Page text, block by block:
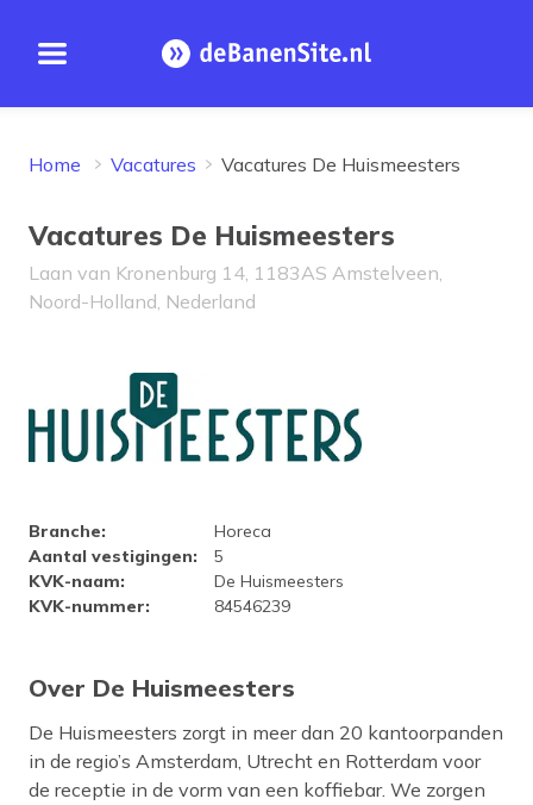
Open menu Homepage
Home Vacatures Vacatures De Huismeesters
Vacatures De Huismeesters
Laan van Kronenburg 14, 1183AS Amstelveen,
Noord-Holland, Nederland
Bedrijfsprofiel De
Branche:
Horeca
Aantal vestigingen:
5
KVK-naam:
De Huismeesters
KVK-nummer: 84546239
Over De Huismeesters
De Huismeesters zorgt in meer dan 20 kantoorpanden
in de regio’s Amsterdam, Utrecht en Rotterdam voor
de receptie in de vorm van een koffiebar. We zorgen